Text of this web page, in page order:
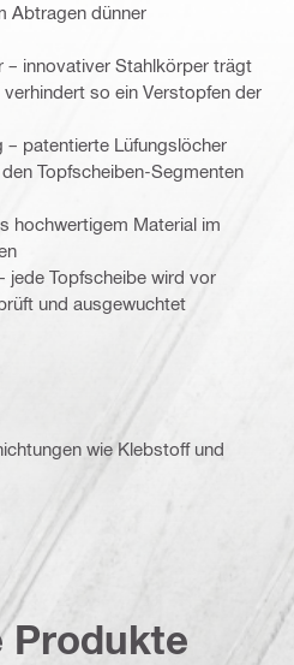
Abtragen dünner
– innovativer Stahlkörper trägt
so ein Verstopfen der
– patentierte Lüfungslöcher
Topfscheiben-Segmenten
hochwertigem Material im
jede Topfscheibe wird vor
und ausgewuchtet
wie Klebstoff und
Produkte